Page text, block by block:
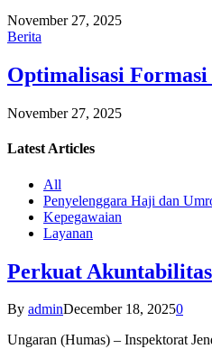
November 27, 2025
Berita
Optimalisasi
November 27, 2025
Latest Articles
All
Penyelenggara Haji dan
Kepegawaian
Layanan
Perkuat
By adminDecember 18, 20250
Ungaran (Humas) – Inspektorat